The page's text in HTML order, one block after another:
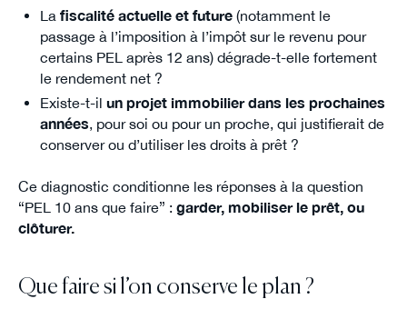
La fiscalité actuelle et future(notamment le
passage à l’imposition à l’impôt sur le revenu pour
certains PEL après 12 ans) dégrade-t-elle fortement
le rendement net ?
Existe-t-il un projet immobilier dans les prochaines
années , pour soi ou pour un proche, qui justifierait de
conserver ou d’utiliser les droits à prêt ?
Ce diagnostic conditionne les réponses à la question
“PEL 10 ans que faire” : garder, mobiliser le prêt, ou
clôturer.
Que faire si l’on conserve le plan ?